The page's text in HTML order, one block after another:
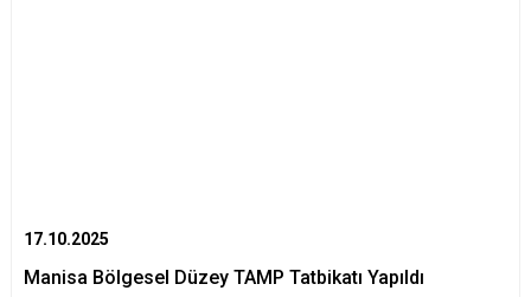
17.10.2025
Manisa Bölgesel Düzey TAMP Tatbikatı Yapıldı